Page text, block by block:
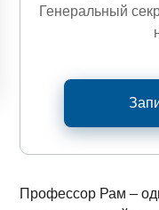
Генеральный
Профессор Рам –